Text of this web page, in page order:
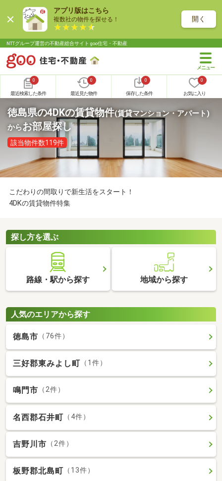
アプリ版はこちら
複数社の物件を探せる！ 開く
NTTグループ運営の不動産総合サイト goo住宅・不動産
0
最近検索した条件
0
最近見た物件
0
保存した条件
0
お気に入り
徳島県の4DKの賃貸物件(賃貸マンション・アパート)
からお部屋探し
該当物件数119件
こだわりの間取りで新生活をスタート！
4DKの賃貸物件特集
探し方を選ぶ
路線・駅から探す 地域から探す
人気のエリアから探す
徳島市 （76件）
三好郡東みよし町 （1件）
鳴門市 （2件）
名西郡石井町 （4件）
吉野川市 （2件）
板野郡北島町 （13件）